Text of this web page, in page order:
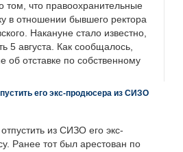
что правоохранительные
в отношении бывшего ректора
Накануне стало известно,
5 августа. Как сообщалось,
об отставке по собственному
его экс-продюсера из СИЗО
из СИЗО его экс-
Ранее тот был арестован по